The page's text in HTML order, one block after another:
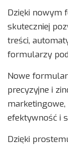
Dzięki nowym
skuteczniej
treści,
formularzy
Nowe
precyzyjne i
marketingowe,
efektywność i
Dzięki